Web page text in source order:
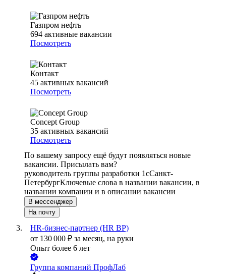
Газпром нефть
694 активные вакансии
Посмотреть
Контакт
45 активных вакансий
Посмотреть
Concept Group
35 активных вакансий
Посмотреть
По вашему запросу ещё будут появляться новые
вакансии. Присылать вам?
руководитель группы разработки 1сСанкт-
ПетербургКлючевые слова в названии вакансии, в
названии компании и в описании вакансии
В мессенджер
На почту
HR-бизнес-партнер (HR BP)
от 130 000 ₽ за месяц, на руки
Опыт более 6 лет
Группа компаний ПрофЛаб